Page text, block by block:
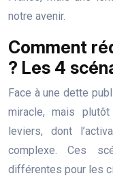
notre avenir.
Comment
? Les 4
Face à une dette
miracle, mais
leviers, dont
complexe. Ces
différentes pour les